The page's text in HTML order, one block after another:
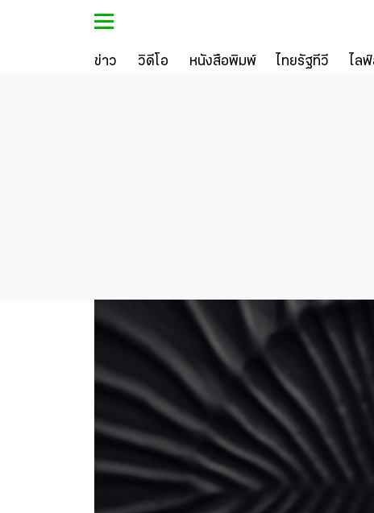
ข่าว วิดีโอ หนังสือพิมพ์ ไทยรัฐทีวี ไล